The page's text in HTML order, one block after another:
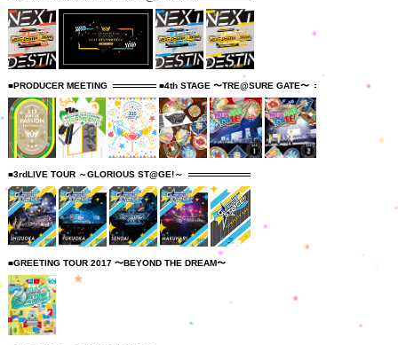
■PRODUCER MEETING ■4th STAGE 〜TRE@SURE GATE〜
■3rdLIVE TOUR ～GLORIOUS ST@GE!～
■GREETING TOUR 2017 〜BEYOND THE DREAM〜